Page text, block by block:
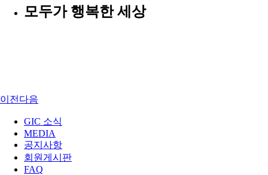
모두가 행복한 세상
이전 다음
GIC 소식
MEDIA
공지사항
회원게시판
FAQ